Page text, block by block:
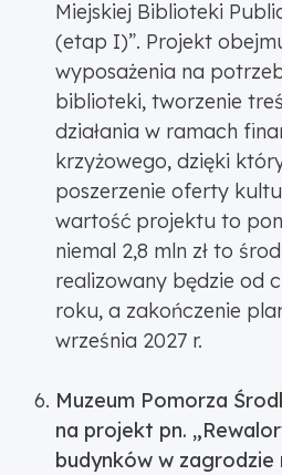
Miejskiej Biblioteki
(etap I)”. Projekt
wyposażenia na
biblioteki, tworzenie
działania w ramach
krzyżowego, dzięki
poszerzenie oferty
wartość projektu to
niemal 2,8 mln zł to
realizowany będzie od
roku, a zakończenie
września 2027 r.
Muzeum Pomorza
na projekt pn.
budynków w zagrodzie